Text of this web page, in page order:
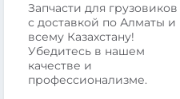
Запчасти для грузовиков
с доставкой по Алматы и
всему Казахстану!
Убедитесь в нашем
качестве и
профессионализме.